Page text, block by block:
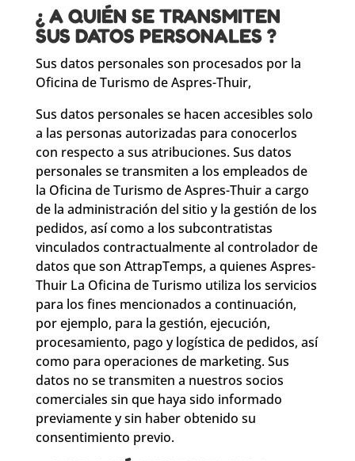
¿ A QUIÉN SE TRANSMITEN
SUS DATOS PERSONALES ?
Sus datos personales son procesados ​​por la
Oficina de Turismo de Aspres-Thuir,
Sus datos personales se hacen accesibles solo
a las personas autorizadas para conocerlos
con respecto a sus atribuciones. Sus datos
personales se transmiten a los empleados de
la Oficina de Turismo de Aspres-Thuir a cargo
de la administración del sitio y la gestión de los
pedidos, así como a los subcontratistas
vinculados contractualmente al controlador de
datos que son AttrapTemps, a quienes Aspres-
Thuir La Oficina de Turismo utiliza los servicios
para los fines mencionados a continuación,
por ejemplo, para la gestión, ejecución,
procesamiento, pago y logística de pedidos, así
como para operaciones de marketing. Sus
datos no se transmiten a nuestros socios
comerciales sin que haya sido informado
previamente y sin haber obtenido su
consentimiento previo.